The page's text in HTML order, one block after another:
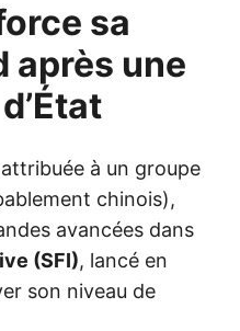
sa
après une
à un groupe
chinois),
avancées dans
(SFI), lancé en
son niveau de